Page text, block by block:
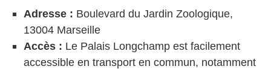
Adresse : Boulevard du Jardin Zoologique,
13004 Marseille
Accès : Le Palais Longchamp est facilement
accessible en transport en commun, notamment